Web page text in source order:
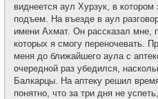
виднеется аул Хурзук, в котором
подъем. На въезде в аул
имени Ахмат. Он рассказал мне,
которых я смогу переночевать.
меня до ближайшего аула с
очередной раз убедился,
Балкарцы. На аптеку решил
понятно, что за три дня не